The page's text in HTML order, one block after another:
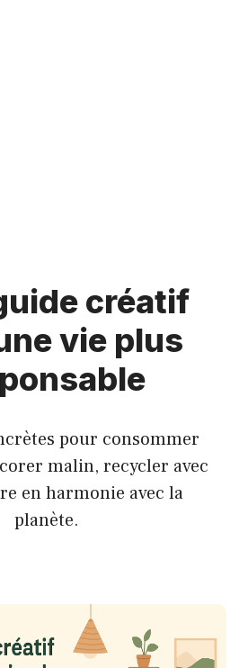
créatif
vie plus
pour consommer
malin, recycler avec
en harmonie avec la
planète.